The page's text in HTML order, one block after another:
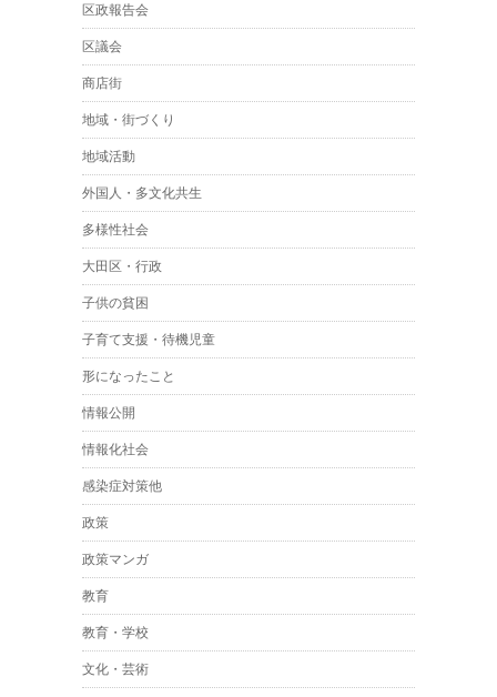
区政報告会
区議会
商店街
地域・街づくり
地域活動
外国人・多文化共生
多様性社会
大田区・行政
子供の貧困
子育て支援・待機児童
形になったこと
情報公開
情報化社会
感染症対策他
政策
政策マンガ
教育
教育・学校
文化・芸術